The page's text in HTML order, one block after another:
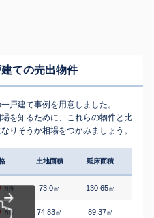
ての売出物件
戸建て事例を用意しました。
を知るために、これらの物件と比
りそうか相場をつかみましょう。
土地面積 延床面積
万円 73.0㎡ 130.65㎡
万円 74.83㎡ 89.37㎡